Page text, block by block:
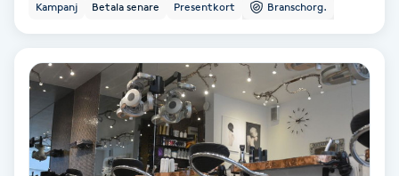
Yogamassage
Zonterapi
Kampanj Betala senare Presentkort Branschorg.